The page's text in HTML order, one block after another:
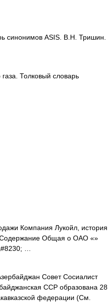
синонимов ASIS. В.Н. Тришин.
Толковый словарь
Компания Лукойл, история
Содержание Общая о ОАО «»
…
Совет Сосиалист
ССР образована 28
федерации (См.